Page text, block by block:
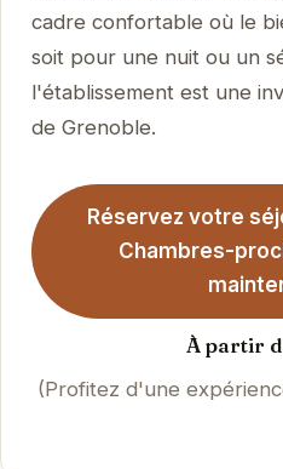
cadre confortable où le
soit pour une nuit ou un
l'établissement est une
de Grenoble.
Réservez votre
Chambres-
À partir
(Profitez d'une